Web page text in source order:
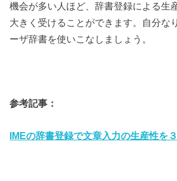
機会が多い人ほど、辞書登録による生
大きく受けることができます。自分な
ーザ辞書を使いこなしましょう。
参考記事：
IMEの辞書登録で文章入力の生産性を